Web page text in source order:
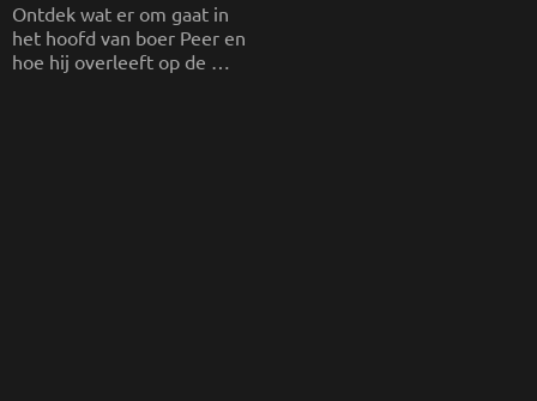
Ontdek wat er om gaat in
het hoofd van boer Peer en
hoe hij overleeft op de